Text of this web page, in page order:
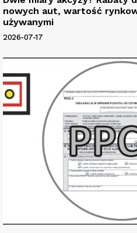
nowych aut, wartość
używanymi
2026-07-17